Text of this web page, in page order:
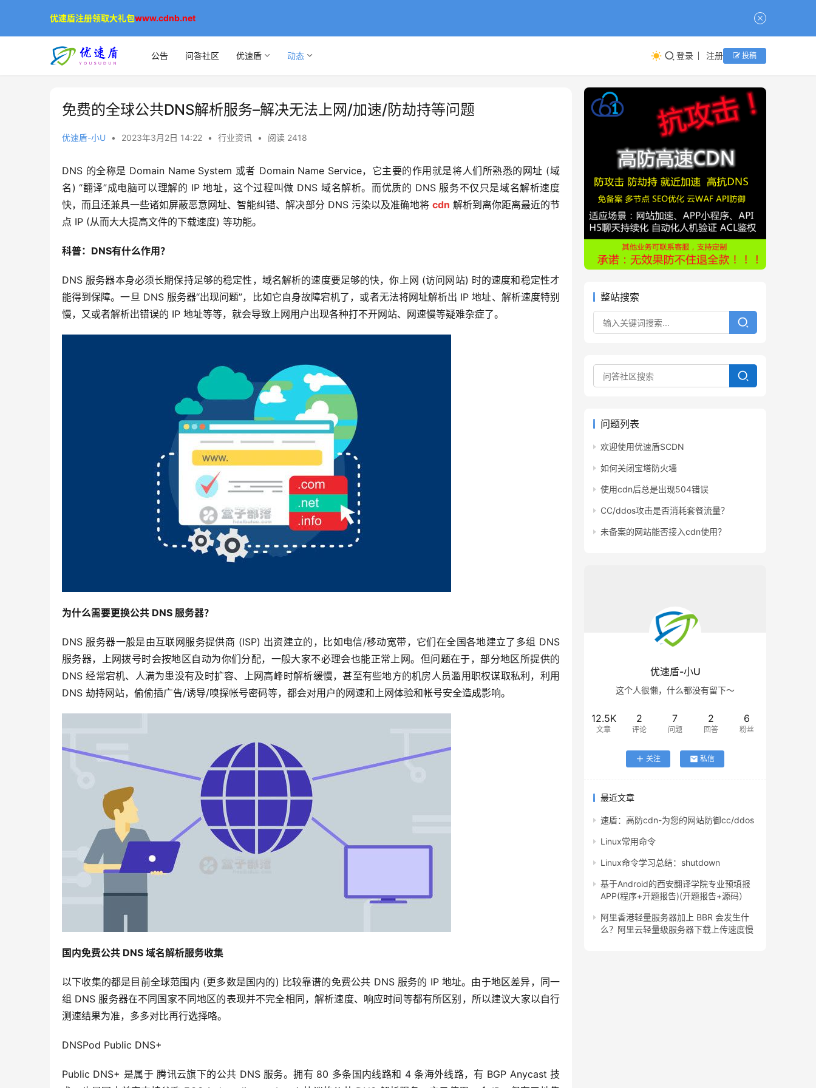
公告 问答社区 优速盾 动态 登录 注册 投稿
免费的全球公共DNS解析服务–解决无法上网/加速/防劫持等问题
优速盾-小U • 2023年3月2日 14:22 • 行业资讯 • 阅读 2418
DNS 的全称是 Domain Name System 或者 Domain Name Service，它主要的作用就是将人们所熟悉的网址 (域
名) “翻译”成电脑可以理解的 IP 地址，这个过程叫做 DNS 域名解析。而优质的 DNS 服务不仅只是域名解析速度
快，而且还兼具一些诸如屏蔽恶意网址、智能纠错、解决部分 DNS 污染以及准确地将 cdn 解析到离你距离最近的节
点 IP (从而大大提高文件的下载速度) 等功能。
科普：DNS有什么作用？
DNS 服务器本身必须长期保持足够的稳定性，域名解析的速度要足够的快，你上网 (访问网站) 时的速度和稳定性才
能得到保障。一旦 DNS 服务器“出现问题”，比如它自身故障宕机了，或者无法将网址解析出 IP 地址、解析速度特别
慢，又或者解析出错误的 IP 地址等等，就会导致上网用户出现各种打不开网站、网速慢等疑难杂症了。
为什么需要更换公共 DNS 服务器？
DNS 服务器一般是由互联网服务提供商 (ISP) 出资建立的，比如电信/移动宽带，它们在全国各地建立了多组 DNS
服务器，上网拨号时会按地区自动为你们分配，一般大家不必理会也能正常上网。但问题在于，部分地区所提供的
DNS 经常宕机、人满为患没有及时扩容、上网高峰时解析缓慢，甚至有些地方的机房人员滥用职权谋取私利，利用
DNS 劫持网站，偷偷插广告/诱导/嗅探帐号密码等，都会对用户的网速和上网体验和帐号安全造成影响。
国内免费公共 DNS 域名解析服务收集
以下收集的都是目前全球范围内 (更多数是国内的) 比较靠谱的免费公共 DNS 服务的 IP 地址。由于地区差异，同一
组 DNS 服务器在不同国家不同地区的表现并不完全相同，解析速度、响应时间等都有所区别，所以建议大家以自行
测速结果为准，多多对比再行选择咯。
DNSPod Public DNS+
Public DNS+ 是属于 腾讯云旗下的公共 DNS 服务。拥有 80 多条国内线路和 4 条海外线路，有 BGP Anycast 技
整站搜索
问题列表
欢迎使用优速盾SCDN
如何关闭宝塔防火墙
使用cdn后总是出现504错误
CC/ddos攻击是否消耗套餐流量？
未备案的网站能否接入cdn使用？
优速盾-小U
这个人很懒，什么都没有留下～
12.5K
文章
2
评论
7
问题
2
回答
6
粉丝
关注 私信
最近文章
速盾：高防cdn-为您的网站防御cc/ddos
Linux常用命令
Linux命令学习总结：shutdown
基于Android的西安翻译学院专业预填报
APP(程序+开题报告)(开题报告+源码）
阿里香港轻量服务器加上 BBR 会发生什
么？阿里云轻量级服务器下载上传速度慢
优速盾注册领取大礼包www.cdnb.net